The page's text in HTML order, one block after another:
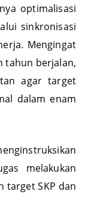
optimalisasi
sinkronisasi
Mengingat
tahun berjalan,
agar target
dalam enam
melakukan
target SKP dan